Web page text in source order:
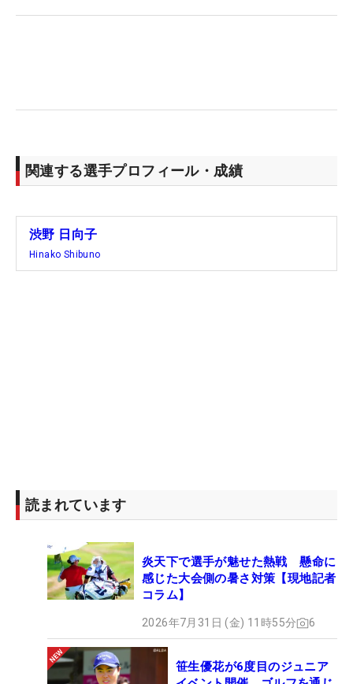
初日は小祝さくら、吉本ひかるの黄金世代組でプレ
ー。3週間後に聖地・セントアンドリュースで行わ
と思うので、自分に取り入れられるものがあるんじ
関連する選手プロフィール・成績
渋野 日向子
Hinako Shibuno
読まれています
炎天下で選手が魅せた熱戦 懸命に
感じた大会側の暑さ対策【現地記者
コラム】
2026年7月31日 (金) 11時55分 6
笹生優花が6度目のジュニア